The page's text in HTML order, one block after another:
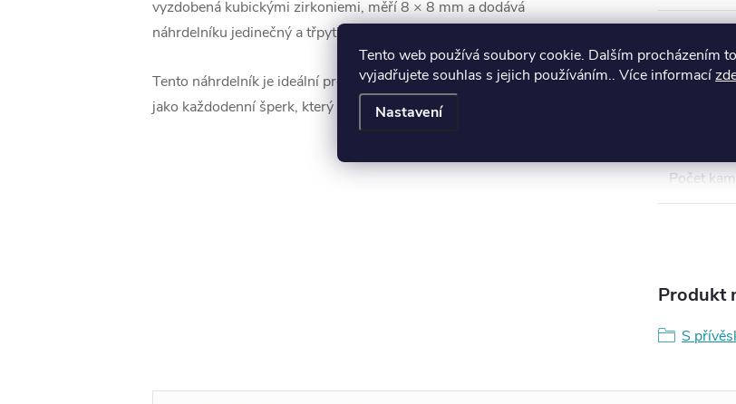
Tento web používá soubory cookie. Dalším procházením
vyjadřujete souhlas s jejich používáním.. Více informací
Nastavení
vyzdobená kubickými zirkoniemi, měří 8 × 8 mm a dodává
náhrdelníku jedinečný a třpytivý efekt.
Tento náhrdelník je ideální pro speciální příležitosti nebo
jako každodenní šperk, který doplní jakýkoliv outfit!
Materiál:
Počet
Produkt
S